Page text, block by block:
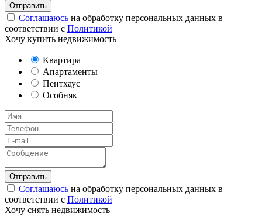
Соглашаюсь на обработку персональных данных в
соответствии с Политикой
Хочу купить недвижимость
Квартира
Апартаменты
Пентхаус
Особняк
Соглашаюсь на обработку персональных данных в
соответствии с Политикой
Хочу снять недвижимость